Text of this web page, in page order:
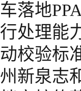
车落地
行处理能
动校验标
州新泉志